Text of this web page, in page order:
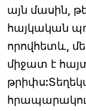
այն մասին,
հայկական
որովհետև,
միջատ է